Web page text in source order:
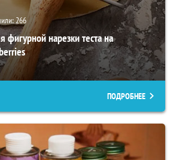
266
нарезки теста на
ПОДРОБНЕЕ